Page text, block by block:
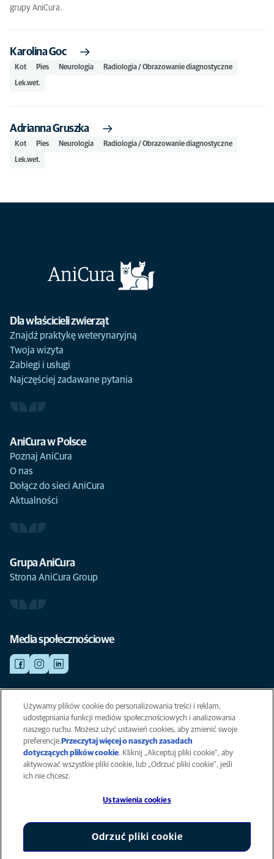
grupy AniCura.
Karolina Goc
Kot Pies Neurologia Radiologia / Obrazowanie diagnostyczne
Lek.wet.
Adrianna Gruszka
Kot Pies Neurologia Radiologia / Obrazowanie diagnostyczne
Lek.wet.
Dla właścicieli zwierząt
Znajdź praktykę weterynaryjną
Twoja wizyta
Zabiegi i usługi
Najczęściej zadawane pytania
AniCura w Polsce
Poznaj AniCura
O nas
Dołącz do sieci AniCura
Aktualności
Grupa AniCura
Strona AniCura Group
Media społecznościowe
NAGŁY WYPADEK
Kliknij i zobacz wszystkie aktualnie otwarte placówki weterynaryjne.
Polityka prywatności
Informacja o plikach cookie
Używamy plików cookie do personalizowania treści i reklam,
udostępniania funkcji mediów społecznościowych i analizowania
naszego ruchu. Możesz użyć ustawień cookies, aby zmienić swoje
preferencje. Przeczytaj więcej o naszych zasadach
dotyczących plików cookie(opens in a new tab)
. Kliknij „Akceptuj pliki cookie”, aby
aktywować wszystkie pliki cookie, lub „Odrzuć pliki cookie”, jeśli
ich nie chcesz.
Ustawienia cookies
Odrzuć pliki cookie